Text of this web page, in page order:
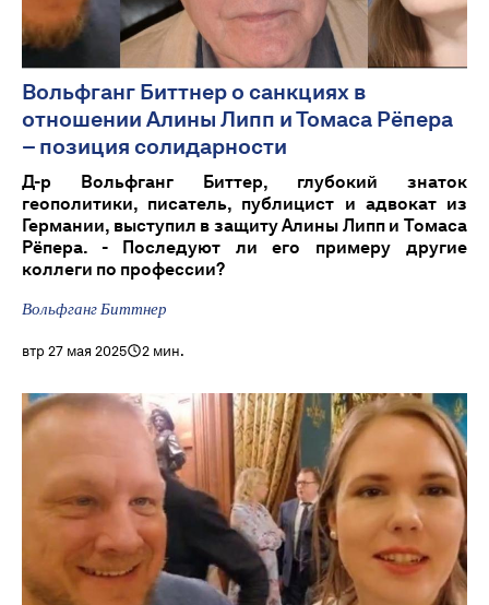
Вольфганг Биттнер о санкциях в
отношении Алины Липп и Томаса Рёпера
– позиция солидарности
Д-р Вольфганг Биттер, глубокий знаток
геополитики, писатель, публицист и адвокат из
Германии, выступил в защиту Алины Липп и Томаса
Рёпера. - Последуют ли его примеру другие
коллеги по профессии?
Вольфганг Биттнер
втр 27 мая 2025 2 мин.